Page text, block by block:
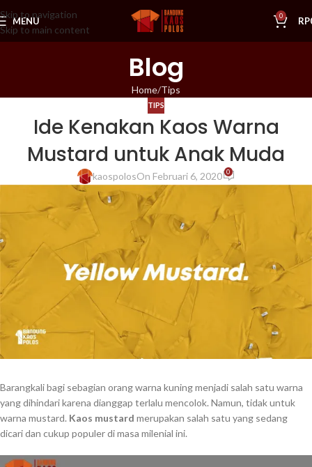
Skip to navigation
Skip to main content
MENU 0 RP
Blog
Home Tips
TIPS
Ide Kenakan Kaos Warna
Mustard untuk Anak Muda
kaospolosOn Februari 6, 2020 0
Barangkali bagi sebagian orang warna kuning menjadi salah satu warna
yang dihindari karena dianggap terlalu mencolok. Namun, tidak untuk
warna mustard. Kaos mustard merupakan salah satu yang sedang
dicari dan cukup populer di masa milenial ini.